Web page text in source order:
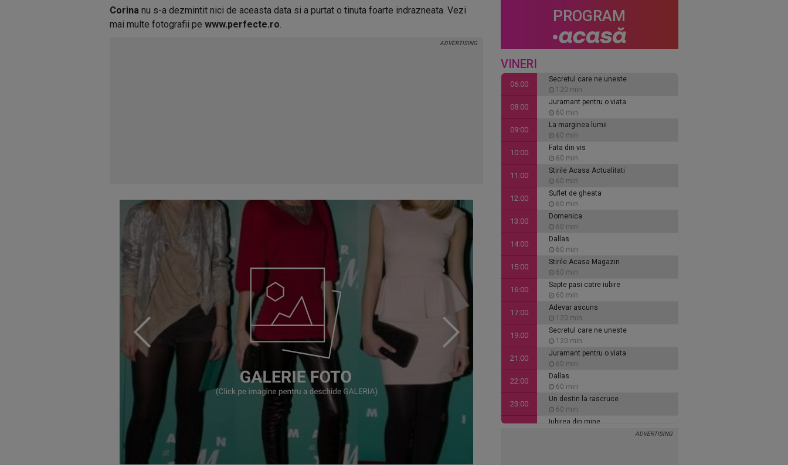
Corina nu s-a dezmintit nici de aceasta data si a purtat o tinuta foarte indrazneata. Vezi
mai multe fotografii pe www.perfecte.ro. PROGRAM
VINERI
06:00
Secretul care ne uneste
120 min
08:00
Juramant pentru o viata
60 min
09:00
La marginea lumii
60 min
10:00
Fata din vis
60 min
11:00
Stirile Acasa Actualitati
60 min
12:00
Suflet de gheata
60 min
13:00
Domenica
60 min
14:00
Dallas
60 min
15:00
Stirile Acasa Magazin
60 min
16:00
Sapte pasi catre iubire
60 min
17:00
Adevar ascuns
120 min
19:00
Secretul care ne uneste
120 min
21:00
Juramant pentru o viata
60 min
22:00
Dallas
60 min
23:00
Un destin la rascruce
60 min
Iubirea din mine